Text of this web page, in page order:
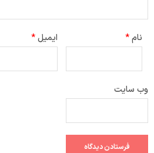
نام* ایمیل*
وب‌ سایت